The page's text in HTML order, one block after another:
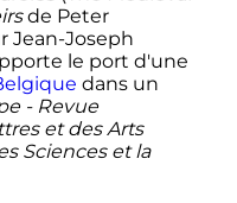
de Peter
Jean-Joseph
le port d'une
dans un
- Revue
et des Arts
Sciences et la